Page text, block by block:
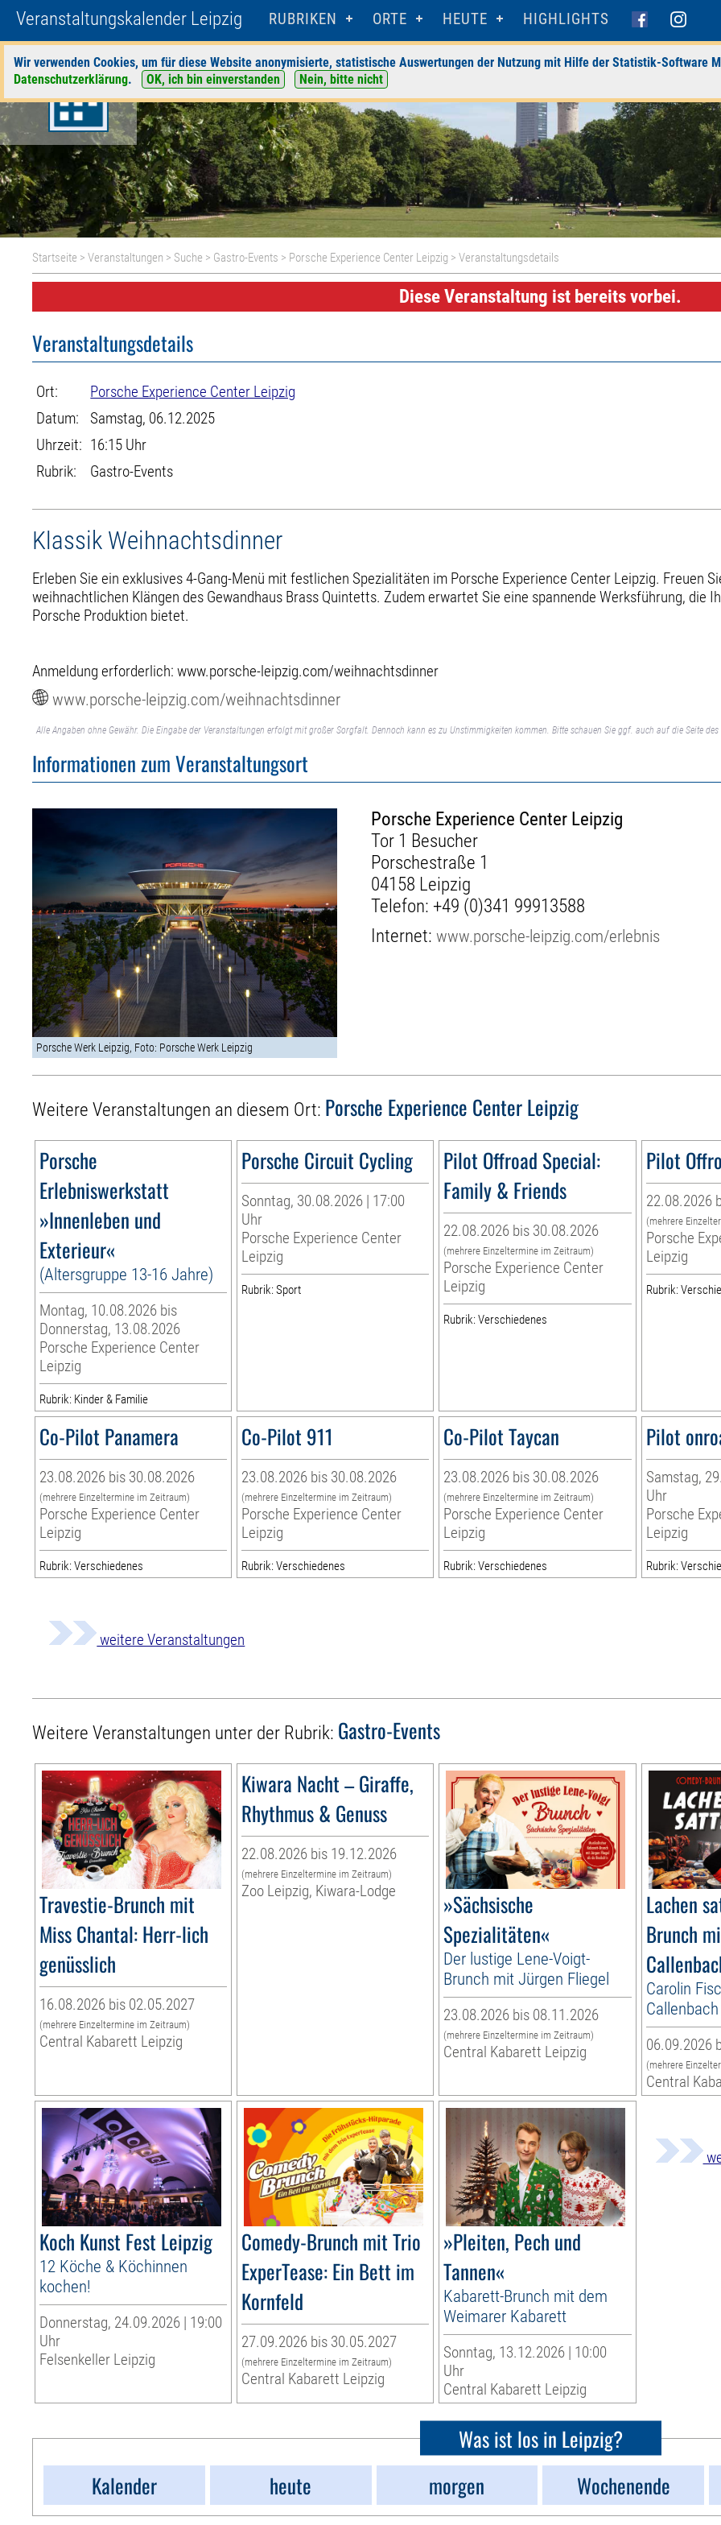
Veranstaltungskalender Leipzig RUBRIKEN ORTE HEUTE HIGHLIGHTS
Wir verwenden Cookies, um für diese Website anonymisierte, statistische Auswertungen der Nutzung mit Hilfe der Statistik-Software
Datenschutzerklärung. OK, ich bin einverstanden Nein, bitte nicht
Startseite >Veranstaltungen > Suche > Gastro-Events > Porsche Experience Center Leipzig > Veranstaltungsdetails
Diese Veranstaltung ist bereits vorbei.
Veranstaltungsdetails
Ort:
Porsche Experience Center Leipzig
Datum:
Samstag, 06.12.2025
Uhrzeit: 16:15 Uhr
Rubrik:
Gastro-Events
Klassik Weihnachtsdinner
Erleben Sie ein exklusives 4-Gang-Menü mit festlichen Spezialitäten im Porsche Experience Center Leipzig. Freuen
weihnachtlichen Klängen des Gewandhaus Brass Quintetts. Zudem erwartet Sie eine spannende Werksführung, die
Porsche Produktion bietet.
Anmeldung erforderlich: www.porsche-leipzig.com/weihnachtsdinner
www.porsche-leipzig.com/weihnachtsdinner
Alle Angaben ohne Gewähr. Die Eingabe der Veranstaltungen erfolgt mit großer Sorgfalt. Dennoch kann es zu Unstimmigkeiten kommen. Bitte schauen Sie ggf. auch auf die Seite
Informationen zum Veranstaltungsort
Porsche Werk Leipzig, Foto: Porsche Werk Leipzig
Porsche Experience Center Leipzig
Tor 1 Besucher
Porschestraße 1
04158 Leipzig
Telefon: +49 (0)341 99913588
Internet:www.porsche-leipzig.com/erlebnis
Weitere Veranstaltungen an diesem Ort: Porsche Experience Center Leipzig
Porsche
Erlebniswerkstatt
»Innenleben und
Exterieur«
(Altersgruppe 13-16 Jahre)
Montag, 10.08.2026 bis
Donnerstag, 13.08.2026
Porsche Experience Center
Leipzig
Rubrik: Kinder & Familie
Porsche Circuit Cycling
Sonntag, 30.08.2026 | 17:00
Uhr
Porsche Experience Center
Leipzig
Rubrik: Sport
Pilot Offroad Special:
Family & Friends
22.08.2026 bis 30.08.2026
(mehrere Einzeltermine im Zeitraum)
Porsche Experience Center
Leipzig
Rubrik: Verschiedenes
Pilot
22.08.2026
(mehrere
Porsche
Leipzig
Rubrik:
Co-Pilot Panamera
23.08.2026 bis 30.08.2026
(mehrere Einzeltermine im Zeitraum)
Porsche Experience Center
Leipzig
Rubrik: Verschiedenes
Co-Pilot 911
23.08.2026 bis 30.08.2026
(mehrere Einzeltermine im Zeitraum)
Porsche Experience Center
Leipzig
Rubrik: Verschiedenes
Co-Pilot Taycan
23.08.2026 bis 30.08.2026
(mehrere Einzeltermine im Zeitraum)
Porsche Experience Center
Leipzig
Rubrik: Verschiedenes
Pilot
Samstag,
Uhr
Porsche
Leipzig
Rubrik:
weitere Veranstaltungen
Weitere Veranstaltungen unter der Rubrik: Gastro-Events
Travestie-Brunch mit
Miss Chantal: Herr-lich
genüsslich
16.08.2026 bis 02.05.2027
(mehrere Einzeltermine im Zeitraum)
Central Kabarett Leipzig
Kiwara Nacht – Giraffe,
Rhythmus & Genuss
22.08.2026 bis 19.12.2026
(mehrere Einzeltermine im Zeitraum)
Zoo Leipzig, Kiwara-Lodge
»Sächsische
Spezialitäten«
Der lustige Lene-Voigt-
Brunch mit Jürgen Fliegel
23.08.2026 bis 08.11.2026
(mehrere Einzeltermine im Zeitraum)
Central Kabarett Leipzig
Lachen
Brunch
Carolin
Callenbach
06.09.2026
(mehrere
Central
Koch Kunst Fest Leipzig
12 Köche & Köchinnen
kochen!
Donnerstag, 24.09.2026 | 19:00
Uhr
Felsenkeller Leipzig
Comedy-Brunch mit Trio
ExperTease: Ein Bett im
Kornfeld
27.09.2026 bis 30.05.2027
(mehrere Einzeltermine im Zeitraum)
Central Kabarett Leipzig
»Pleiten, Pech und
Tannen«
Kabarett-Brunch mit dem
Weimarer Kabarett
Sonntag, 13.12.2026 | 10:00
Uhr
Central Kabarett Leipzig
Was ist los in Leipzig?
Kalender
heute morgen Wochenende